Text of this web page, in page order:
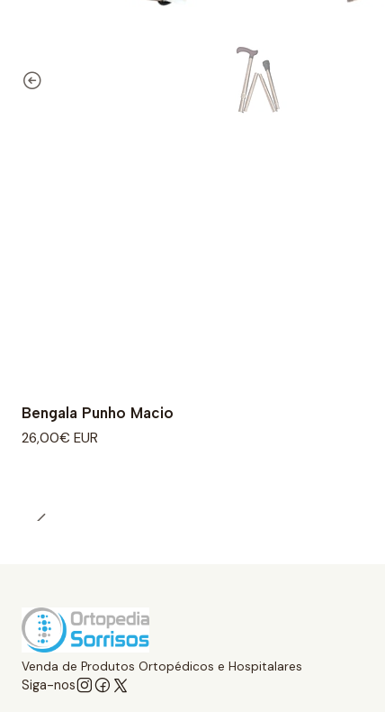
Bengala Punho Macio
26,00€ EUR
Venda de Produtos Ortopédicos e Hospitalares
Siga-nos